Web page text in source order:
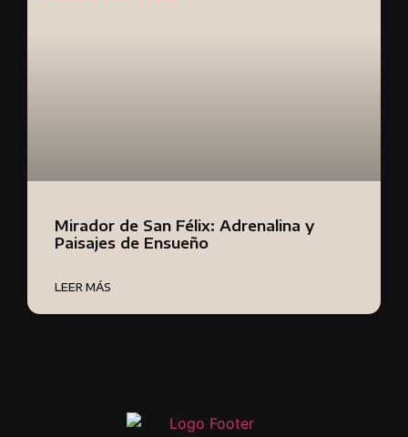
Mirador de San Félix: Adrenalina y
Paisajes de Ensueño
LEER MÁS